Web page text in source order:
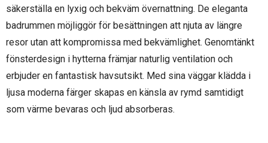
säkerställa en lyxig och bekväm övernattning. De eleganta
badrummen möjliggör för besättningen att njuta av längre
resor utan att kompromissa med bekvämlighet. Genomtänkt
fönsterdesign i hytterna främjar naturlig ventilation och
erbjuder en fantastisk havsutsikt. Med sina väggar klädda i
ljusa moderna färger skapas en känsla av rymd samtidigt
som värme bevaras och ljud absorberas.